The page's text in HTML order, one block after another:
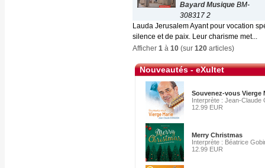
Bayard Musique BM-
308317 2
Lauda Jerusalem Ayant pour vocation
silence et de paix. Leur charisme met...
Afficher 1 à 10 (sur 120 articles)
Nouveautés - eXultet
Souvenez-vous Vierge
Interprète : Jean-Claude
12.99 EUR
Merry Christmas
Interprète : Béatrice
12.99 EUR